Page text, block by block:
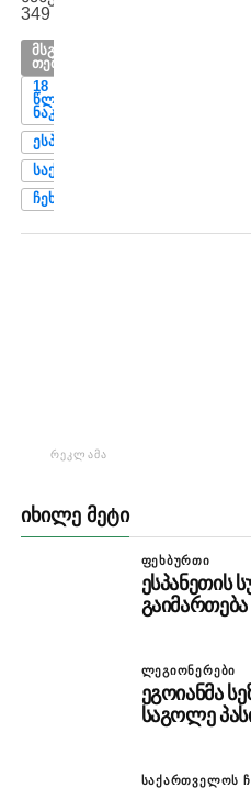
349
ᲛᲡᲒᲐᲕᲡᲘ
ᲗᲔᲛᲔᲑᲘ
18
ᲬᲚᲐᲛᲓᲔ
ᲜᲐᲙᲠᲔᲑᲘ
ᲔᲡᲞᲐᲜᲔᲗᲘ
ᲡᲐᲥᲐᲠᲗᲕᲔᲚᲝ
ᲩᲔᲮᲔᲗᲘ
ᲠᲔᲙᲚᲐᲛᲐ
ᲘᲮᲘᲚᲔ ᲛᲔᲢᲘ
ᲤᲔᲮᲑᲣᲠᲗᲘ
ესპანეთის
გაიმართება
ᲚᲔᲒᲘᲝᲜᲔᲠᲔᲑᲘ
ეგოიანმა
საგოლე
ᲡᲐᲥᲐᲠᲗᲕᲔᲚᲝᲡ